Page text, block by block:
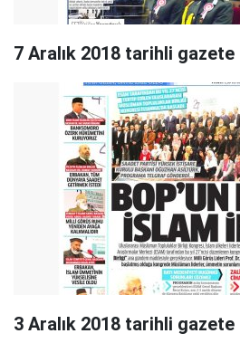
7 Aralık 2018 tarihli
3 Aralık 2018 tarihli